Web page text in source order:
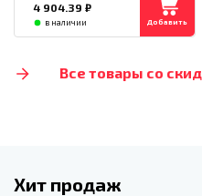
4 904.39 ₽
в наличии Добавить
Все товары со
Хит продаж